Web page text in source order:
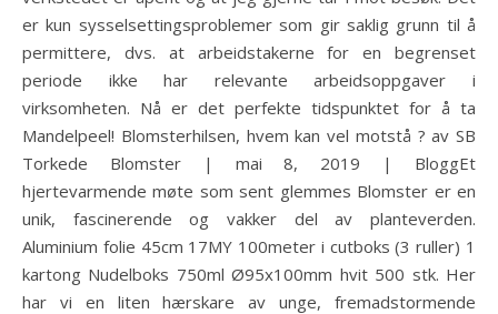
er kun sysselsettingsproblemer som gir saklig grunn til å
permittere, dvs. at arbeidstakerne for en begrenset
periode ikke har relevante arbeidsoppgaver i
virksomheten. Nå er det perfekte tidspunktet for å ta
Mandelpeel! Blomsterhilsen, hvem kan vel motstå ? av SB
Torkede Blomster | mai 8, 2019 | BloggEt
hjertevarmende møte som sent glemmes Blomster er en
unik, fascinerende og vakker del av planteverden.
Aluminium folie 45cm 17MY 100meter i cutboks (3 ruller) 1
kartong Nudelboks 750ml Ø95x100mm hvit 500 stk. Her
har vi en liten hærskare av unge, fremadstormende